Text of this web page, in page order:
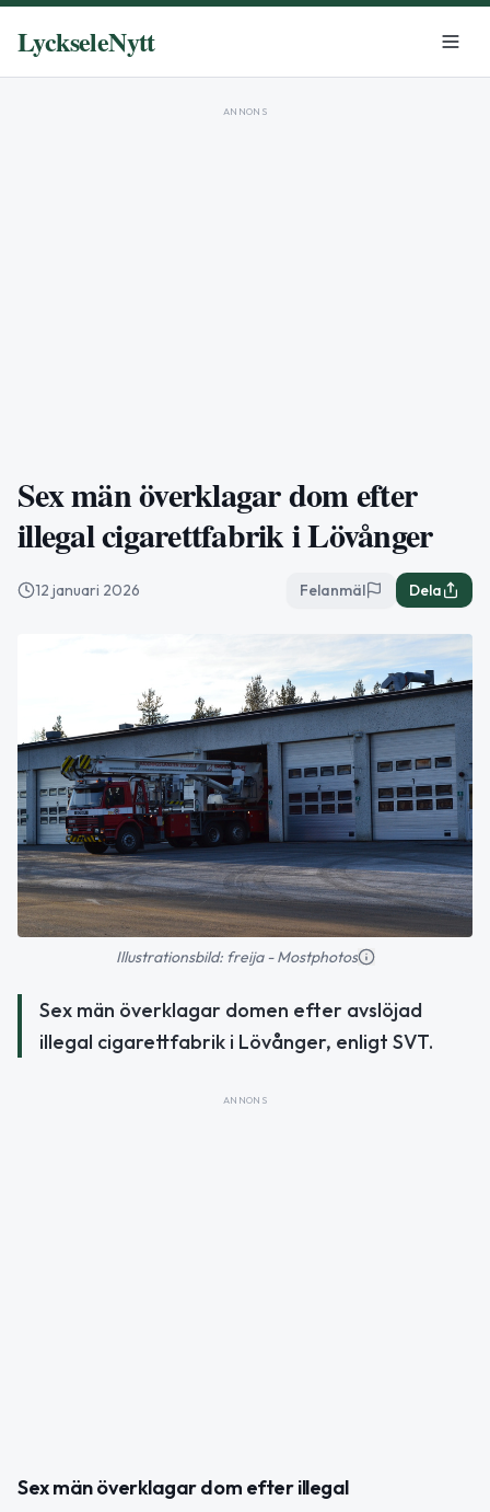
LyckseleNytt
ANNONS
Sex män överklagar dom efter
illegal cigarettfabrik i Lövånger
12 januari 2026 Felanmäl Dela
Illustrationsbild: freija - Mostphotos
Sex män överklagar domen efter avslöjad
illegal cigarettfabrik i Lövånger, enligt SVT.
ANNONS
Sex män överklagar dom efter illegal